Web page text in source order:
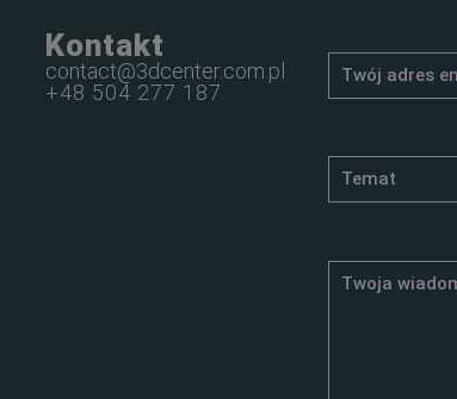
Kontakt
contact@3dcenter.com.pl
+48 504 277 187